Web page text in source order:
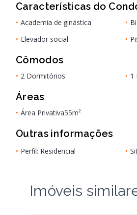
Características do
• Academia de ginástica •
• Elevador social •
Cômodos
• 2 Dormitórios • 1
Áreas
• Área Privativa55m²
Outras informações
• Perfil: Residencial •
Imóveis